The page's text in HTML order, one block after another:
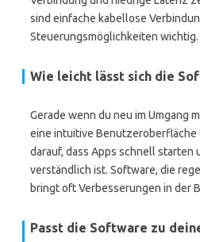
sind einfache kabellose
Steuerungsmöglichkeiten wichtig.
Wie leicht lässt sich die
Gerade wenn du neu im Umgang
eine intuitive Benutzeroberfläche
darauf, dass Apps schnell starten
verständlich ist. Software, die
bringt oft Verbesserungen in der
Passt die Software zu